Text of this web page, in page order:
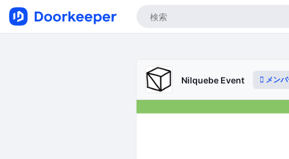
Nilquebe Event メン